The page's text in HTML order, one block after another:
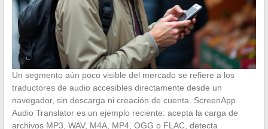
Un segmento aún poco visible del mercado se refiere a los
traductores de audio accesibles directamente desde un
navegador, sin descarga ni creación de cuenta. ScreenApp
Audio Translator es un ejemplo reciente: acepta la carga de
archivos MP3, WAV, M4A, MP4, OGG o FLAC, detecta